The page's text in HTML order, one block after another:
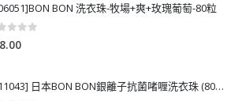
BON 洗衣珠-牧場+爽+玫瑰葡萄-80粒
of 5
[J111043] 日本BON BON銀離子抗菌啫喱洗衣珠 (80粒)